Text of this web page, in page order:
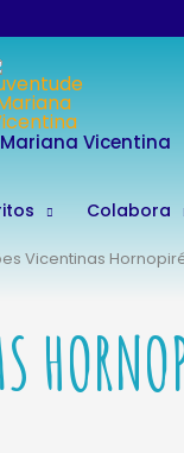
Vicentina
Colabora
Vicentinas